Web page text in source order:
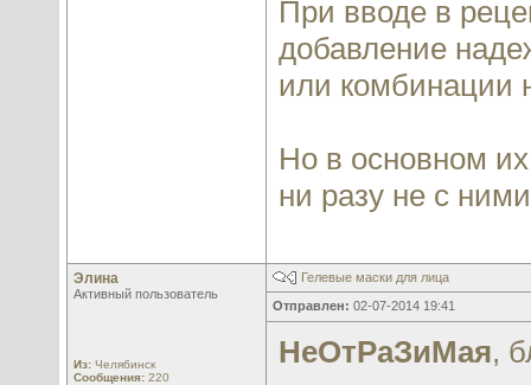
При вводе в
добавление
или комбинации
Но в основном
ни разу не с
Элина
Активный пользователь
Из: Челябинск
Сообщения: 220
Гелевые маски для лица
Отправлен: 02-07-2014 19:41
НеОтРаЗиМая,